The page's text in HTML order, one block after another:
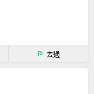
去過